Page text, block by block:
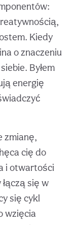
Kiedy
o znaczeniu
Byłem
energię
zmianę,
cię do
i otwartości
się w
się cykl
wzięcia